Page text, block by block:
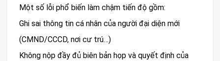
Một số lỗi phổ biến làm chậm tiến độ gồm:
Ghi sai thông tin cá nhân của người đại diện mới
(CMND/CCCD, nơi cư trú…)
Không nộp đầy đủ biên bản họp và quyết định của